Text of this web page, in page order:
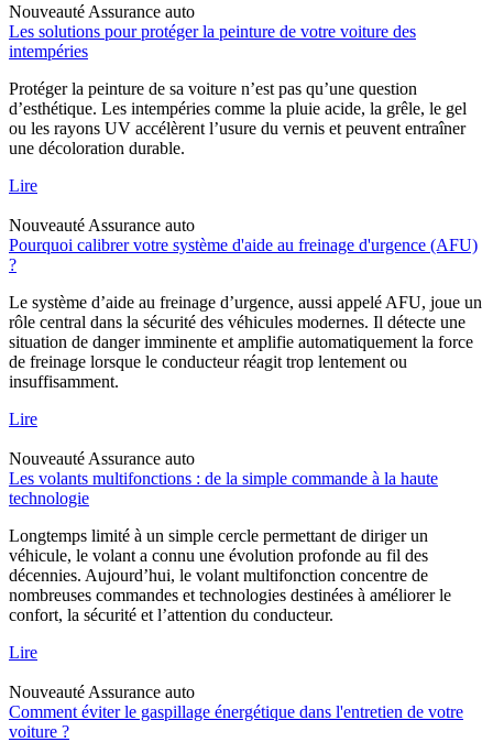
Nouveauté Assurance auto
Les solutions pour protéger la peinture de votre voiture des
intempéries
Protéger la peinture de sa voiture n’est pas qu’une question
d’esthétique. Les intempéries comme la pluie acide, la grêle, le gel
ou les rayons UV accélèrent l’usure du vernis et peuvent entraîner
une décoloration durable.
Lire
Nouveauté Assurance auto
Pourquoi calibrer votre système d'aide au freinage d'urgence (AFU)
?
Le système d’aide au freinage d’urgence, aussi appelé AFU, joue un
rôle central dans la sécurité des véhicules modernes. Il détecte une
situation de danger imminente et amplifie automatiquement la force
de freinage lorsque le conducteur réagit trop lentement ou
insuffisamment.
Lire
Nouveauté Assurance auto
Les volants multifonctions : de la simple commande à la haute
technologie
Longtemps limité à un simple cercle permettant de diriger un
véhicule, le volant a connu une évolution profonde au fil des
décennies. Aujourd’hui, le volant multifonction concentre de
nombreuses commandes et technologies destinées à améliorer le
confort, la sécurité et l’attention du conducteur.
Lire
Nouveauté Assurance auto
Comment éviter le gaspillage énergétique dans l'entretien de votre
voiture ?